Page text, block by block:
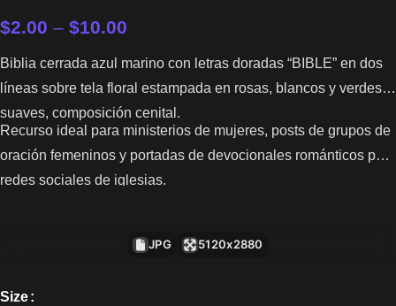
$2.00 – $10.00
Biblia cerrada azul marino con letras doradas “BIBLE” en dos
líneas sobre tela floral estampada en rosas, blancos y verdes
suaves, composición cenital.
Recurso ideal para ministerios de mujeres, posts de grupos de
oración femeninos y portadas de devocionales románticos para
redes sociales de iglesias.
JPG 5120x2880
Size